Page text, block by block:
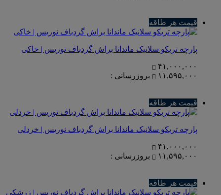
قیمت هر طاقه
پارچه تریکو سلانیک ماندانا براش گردباف نوریس | خاکی
۴۱,۰۰۰,۰۰۰
۱۱,۵۹۵,۰۰۰
بروزرسانی :
قیمت هر طاقه
پارچه تریکو سلانیک ماندانا براش گردباف نوریس | خردلی
۴۱,۰۰۰,۰۰۰
۱۱,۵۹۵,۰۰۰
بروزرسانی :
قیمت هر طاقه